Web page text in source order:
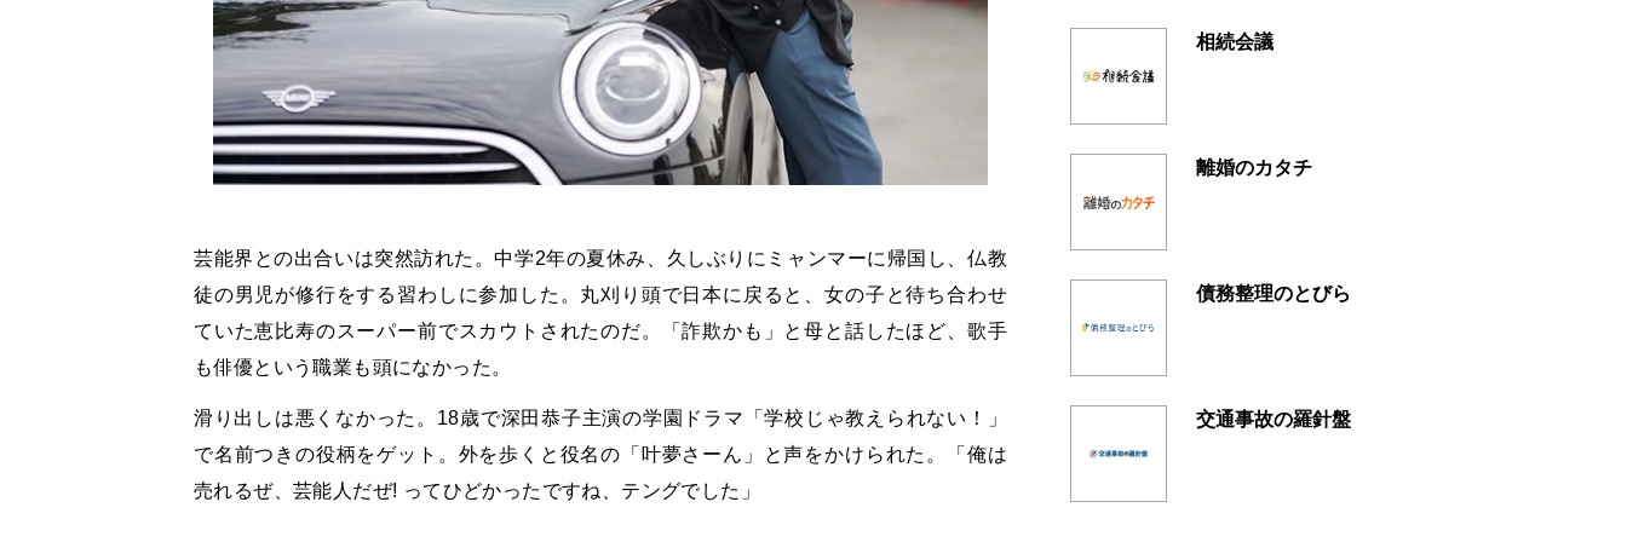
芸能界との出合いは突然訪れた。中学2年の夏休み、久しぶりにミャンマーに帰国し、仏教
徒の男児が修行をする習わしに参加した。丸刈り頭で日本に戻ると、女の子と待ち合わせ
ていた恵比寿のスーパー前でスカウトされたのだ。「詐欺かも」と母と話したほど、歌手
も俳優という職業も頭になかった。
滑り出しは悪くなかった。18歳で深田恭子主演の学園ドラマ「学校じゃ教えられない！」
で名前つきの役柄をゲット。外を歩くと役名の「叶夢さーん」と声をかけられた。「俺は
売れるぜ、芸能人だぜ! ってひどかったですね、テングでした」
相続会議
離婚のカタチ
債務整理のとびら
交通事故の羅針盤